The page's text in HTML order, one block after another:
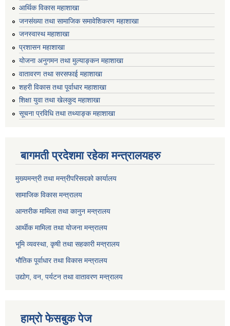
आर्थिक विकास महाशाखा
जनसंख्या तथा सामाजिक समावेशिकरण महाशाखा
जनस्वास्थ महाशाखा
प्रशासन महाशाखा
योजना अनुगमन तथा मुल्याङ्कन महाशाखा
वातावरण तथा सरसफाई महाशाखा
शहरी विकास तथा पूर्वाधार महाशाखा
शिक्षा युवा तथा खेलकुद महाशाखा
सूचना प्रविधि तथा तथ्याङ्क महाशाखा
बागमती प्रदेशमा रहेका मन्त्रालयहरु
मुख्यमन्त्री तथा मन्त्रीपरिसदको कार्यालय
सामाजिक विकास मन्त्रालय
आन्तरीक मामिला तथा कानुन मन्त्रालय
आर्थीक मामिला तथा योजना मन्त्रालय
भूमि व्यवस्था, कृषी तथा सहकारी मन्त्रालय
भौतिक पूर्वाधार तथा विकास मन्त्रालय
उद्योग, वन, पर्यटन तथा वातावरण मन्त्रालय
हाम्रो फेसबुक पेज